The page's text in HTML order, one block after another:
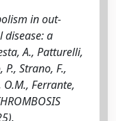
in out-
a
A., Patturelli,
Strano, F.,
Ferrante,